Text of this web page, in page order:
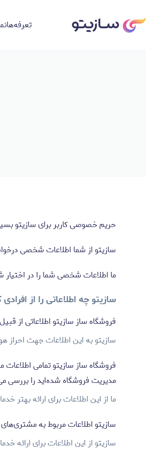
تعرفه‌ها
حریم خصوصی کاربر برای سازیتو
سازیتو از شما اطلاعات شخصی
ما اطلاعات شخصی شما را در اختیار
سازیتو چه اطلاعاتی را از
فروشگاه ساز سازیتو اطلاعاتی از
سازیتو به این اطلاعات جهت احراز
فروشگاه ساز سازیتو تمامی
مدیریت فروشگاه شده‌اید را بررسی
ما از این اطلاعات برای ارائه بهتر
سازیتو اطلاعات مربوط به
سازیتو از این اطلاعات برای ارائه